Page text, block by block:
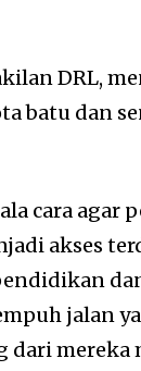
DRL,
batu dan
cara agar
akses
jalan
dari mereka